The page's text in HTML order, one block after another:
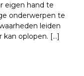
eigen hand te
onderwerpen te
leiden
kan oplopen. […]